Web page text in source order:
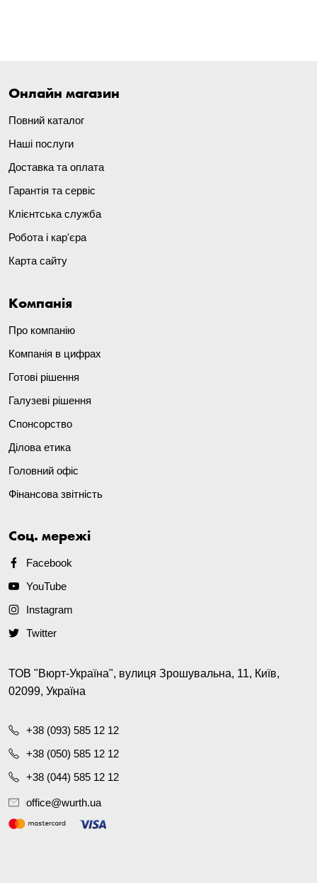
Онлайн магазин
Повний каталог
Наші послуги
Доставка та оплата
Гарантія та сервіс
Клієнтська служба
Робота і кар'єра
Карта сайту
Компанія
Про компанію
Компанія в цифрах
Готові рішення
Галузеві рішення
Спонсорство
Ділова етика
Головний офіс
Фінансова звітність
Соц. мережі
Facebook
YouTube
Instagram
Twitter
ТОВ "Вюрт-Україна", вулиця Зрошувальна, 11, Київ,
02099, Україна
+38 (093) 585 12 12
+38 (050) 585 12 12
+38 (044) 585 12 12
office@wurth.ua